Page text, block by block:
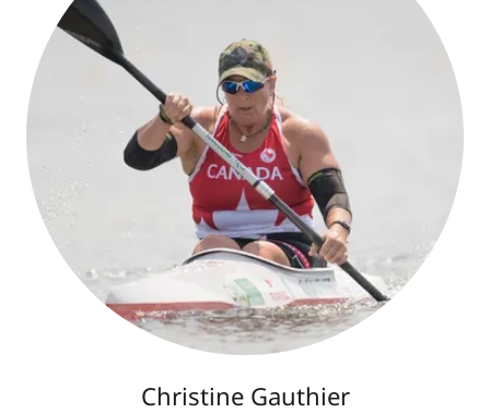
Christine Gauthier